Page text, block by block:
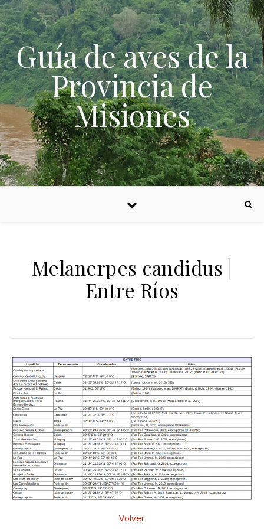
Skip to content
Guía de aves de la
Provincia de
Misiones
Melanerpes candidus |
Entre Ríos
Volver